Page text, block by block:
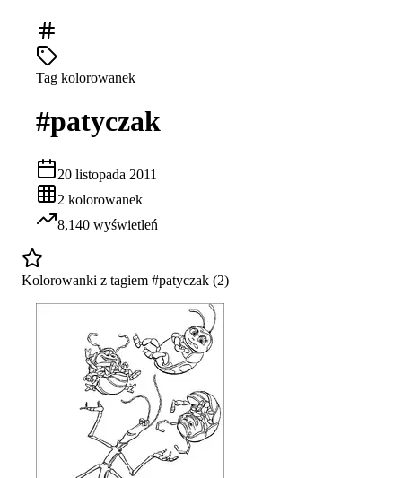
Tag kolorowanek
#patyczak
20 listopada 2011
2 kolorowanek
8,140 wyświetleń
Kolorowanki z tagiem #patyczak (2)